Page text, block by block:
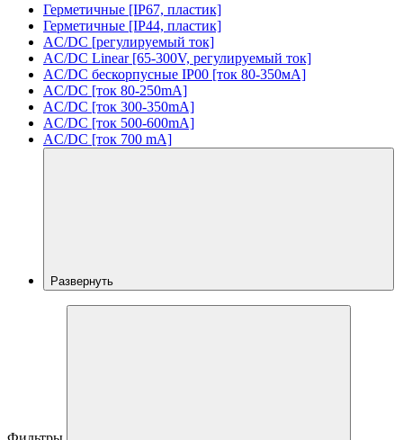
Герметичные [IP67, пластик]
Герметичные [IP44, пластик]
AC/DC [регулируемый ток]
AC/DC Linear [65-300V, регулируемый ток]
AC/DC бескорпусные IP00 [ток 80-350мА]
AC/DC [ток 80-250mA]
AC/DC [ток 300-350mA]
AC/DC [ток 500-600mA]
AC/DC [ток 700 mA]
Развернуть